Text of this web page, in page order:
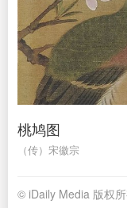
桃鸠图
（传）宋徽宗
© iDaily Media 版权所